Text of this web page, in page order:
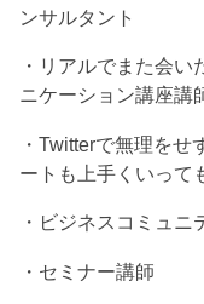
ンサルタント
・リアルでまた会い
ニケーション講座講
・Twitterで無理を
ートも上手くいって
・ビジネスコミュ
・セミナー講師